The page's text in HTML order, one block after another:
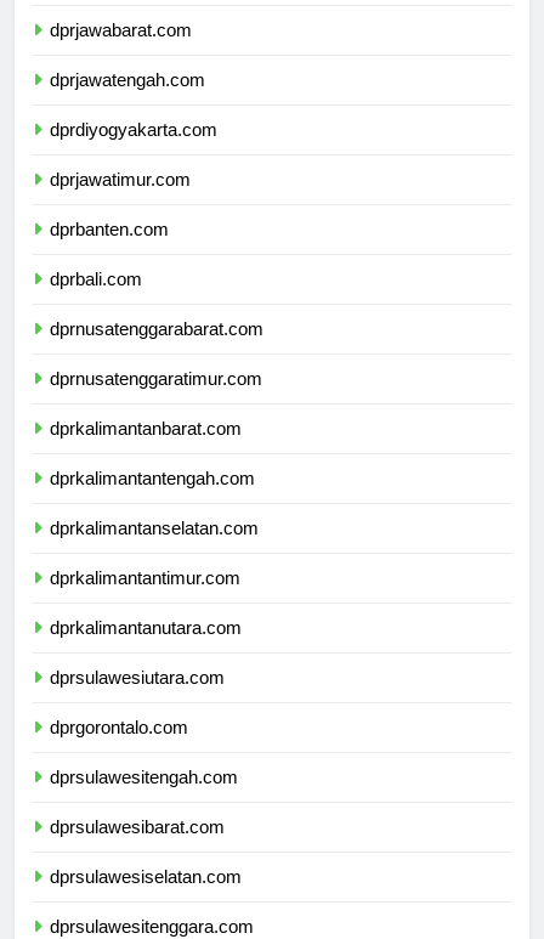
dprjawabarat.com
dprjawatengah.com
dprdiyogyakarta.com
dprjawatimur.com
dprbanten.com
dprbali.com
dprnusatenggarabarat.com
dprnusatenggaratimur.com
dprkalimantanbarat.com
dprkalimantantengah.com
dprkalimantanselatan.com
dprkalimantantimur.com
dprkalimantanutara.com
dprsulawesiutara.com
dprgorontalo.com
dprsulawesitengah.com
dprsulawesibarat.com
dprsulawesiselatan.com
dprsulawesitenggara.com